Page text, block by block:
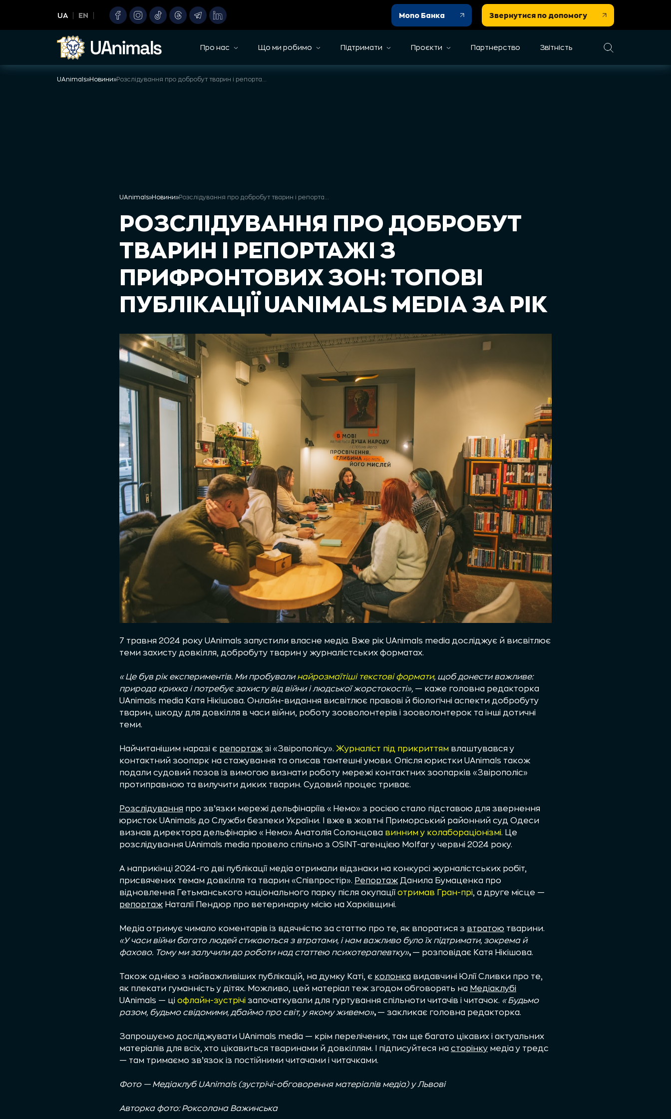
content
UA EN Mono Банка Звернутися по допомогу
Про нас Що ми робимо Підтримати Проєкти Партнерство Звітність
UAnimals»Новини»
UAnimals»Новини»
РОЗСЛІДУВАННЯ ПРО ДОБРОБУТ
ТВАРИН І РЕПОРТАЖІ З
ПРИФРОНТОВИХ ЗОН: ТОПОВІ
ПУБЛІКАЦІЇ UANIMALS MEDIA ЗА РІК
7 травня 2024 року UAnimals запустили власне медіа. Вже рік UAnimals media досліджує й висвітлює
теми захисту довкілля, добробуту тварин у журналістських форматах.
«Це був рік експериментів. Ми пробувалинайрозмаїтіші текстові формати, щоб донести важливе:
природа крихка і потребує захисту від війни і людської жорстокості», — каже головна редакторка
UAnimals media Катя Нікішова. Онлайн-видання висвітлює правові й біологічні аспекти добробуту
тварин, шкоду для довкілля в часи війни, роботу зооволонтерів і зооволонтерок та інші дотичні
теми.
Найчитанішим наразі є репортаж зі «Звірополісу». Журналіст під прикриттям влаштувався у
контактний зоопарк на стажування та описав тамтешні умови. Опісля юристки UAnimals також
подали судовий позов із вимогою визнати роботу мережі контактних зоопарків «Звірополіс»
протиправною та вилучити диких тварин. Судовий процес триває.
Розслідування про зв’язки мережі дельфінаріїв «Немо» з росією стало підставою для звернення
юристок UAnimals до Cлужби безпеки України. І вже в жовтні Приморський районний суд Одеси
визнав директора дельфінарію «Немо» Анатолія Солонцова винним у колабораціонізмі. Це
розслідування UAnimals media провело спільно з OSINT-агенцією Molfar у червні 2024 року.
А наприкінці 2024-го дві публікації медіа отримали відзнаки на конкурсі журналістських робіт,
присвячених темам довкілля та тварин «Співпростір». Репортаж Данила Бумаценка про
відновлення Гетьманського національного парку після окупації отримав Гран-прі, а друге місце —
репортаж Наталії Пендюр про ветеринарну місію на Харківщині.
Медіа отримує чимало коментарів із вдячністю за статтю про те, як впоратися з втратою тварини.
«У часи війни багато людей стикаються з втратами, і нам важливо було їх підтримати, зокрема й
фахово. Тому ми залучили до роботи над статтею психотерапевтку», — розповідає Катя Нікішова.
Також однією з найважливіших публікацій, на думку Каті, є колонка видавчині Юлії Сливки про те,
як плекати гуманність у дітях. Можливо, цей матеріал теж згодом обговорять на Медіаклубі
UAnimals — ці офлайн-зустрічі започаткували для гуртування спільноти читачів і читачок. «Будьмо
разом, будьмо свідомими, дбаймо про світ, у якому живемо», — закликає головна редакторка.
Запрошуємо досліджувати UAnimals media — крім перелічених, там ще багато цікавих і актуальних
матеріалів для всіх, хто цікавиться тваринами й довкіллям. І підписуйтеся на сторінку медіа у тредс
— там тримаємо зв’язок із постійними читачами і читачками.
Фото — Медіаклуб UAnimals (зустрічі-обговорення матеріалів медіа) у Львові
Авторка фото: Роксолана Важинська